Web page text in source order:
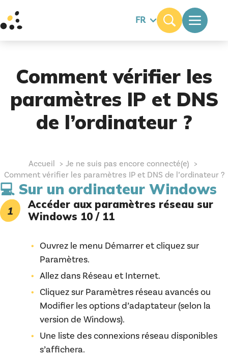
FR
Comment vérifier les
paramètres IP et DNS
de l’ordinateur ?
Accueil
Je ne suis pas encore connecté(e)
Comment vérifier les paramètres IP et DNS de l’ordinateur ?
💻 Sur un ordinateur Windows
Accéder aux paramètres réseau sur
Windows 10 / 11
Ouvrez le menu Démarrer et cliquez sur
Paramètres.
Allez dans Réseau et Internet.
Cliquez sur Paramètres réseau avancés ou
Modifier les options d’adaptateur (selon la
version de Windows).
Une liste des connexions réseau disponibles
s’affichera.